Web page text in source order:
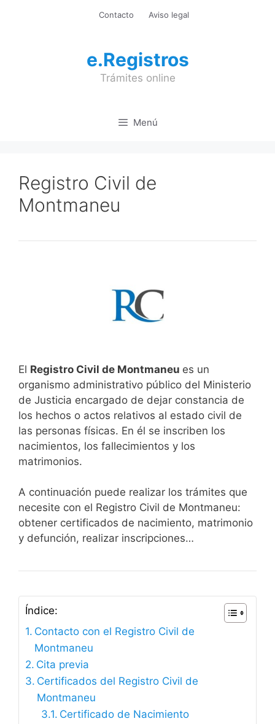
Contacto Aviso legal
e.Registros
Trámites online
Menú
Registro Civil de
Montmaneu
El Registro Civil de Montmaneu es un
organismo administrativo público del Ministerio
de Justicia encargado de dejar constancia de
los hechos o actos relativos al estado civil de
las personas físicas. En él se inscriben los
nacimientos, los fallecimientos y los
matrimonios.
A continuación puede realizar los trámites que
necesite con el Registro Civil de Montmaneu:
obtener certificados de nacimiento, matrimonio
y defunción, realizar inscripciones…
Índice:
Contacto con el Registro Civil de
Montmaneu
Cita previa
Certificados del Registro Civil de
Montmaneu
Certificado de Nacimiento